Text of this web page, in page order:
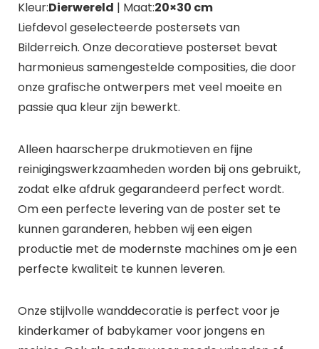
Kleur:Dierwereld | Maat:20×30 cm
Liefdevol geselecteerde postersets van
Bilderreich. Onze decoratieve posterset bevat
harmonieus samengestelde composities, die door
onze grafische ontwerpers met veel moeite en
passie qua kleur zijn bewerkt.
Alleen haarscherpe drukmotieven en fijne
reinigingswerkzaamheden worden bij ons gebruikt,
zodat elke afdruk gegarandeerd perfect wordt.
Om een perfecte levering van de poster set te
kunnen garanderen, hebben wij een eigen
productie met de modernste machines om je een
perfecte kwaliteit te kunnen leveren.
Onze stijlvolle wanddecoratie is perfect voor je
kinderkamer of babykamer voor jongens en